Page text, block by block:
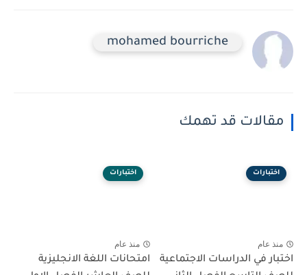
mohamed bourriche
مقالات قد تهمك
اختبارات
منذ عام
اختبار في الدراسات الاجتماعية
اختبارات
منذ عام
امتحانات اللغة الانجليزية